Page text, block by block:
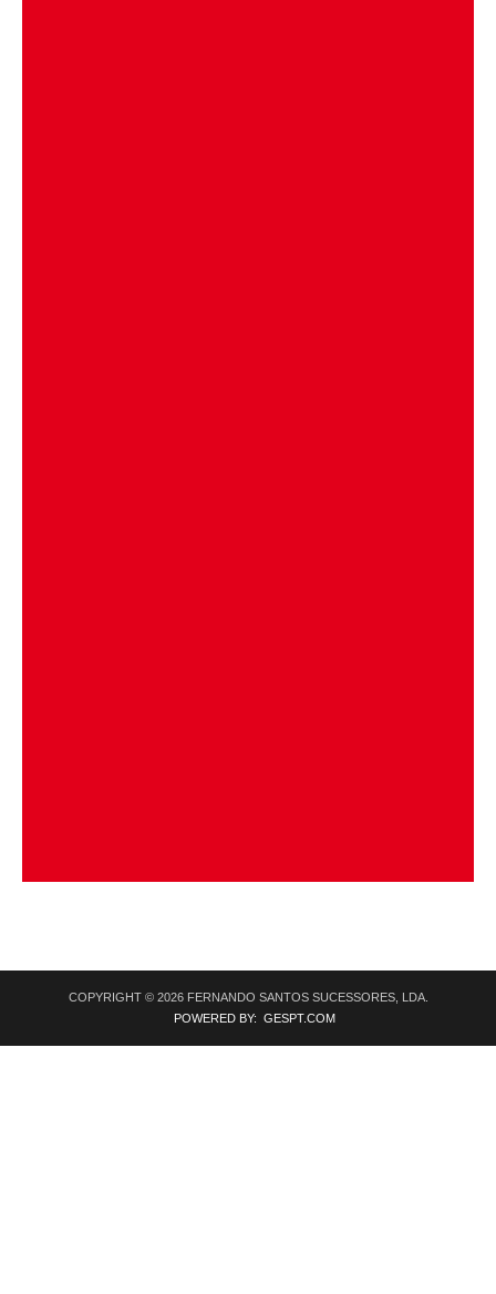
COPYRIGHT © 2026 FERNANDO SANTOS SUCESSORES, LDA.
POWERED BY: GESPT.COM